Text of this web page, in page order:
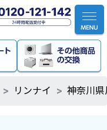
リンナイ 神奈川